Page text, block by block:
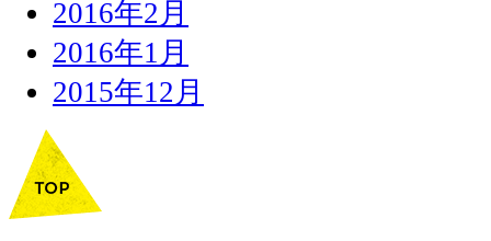
2016年2月
2016年1月
2015年12月